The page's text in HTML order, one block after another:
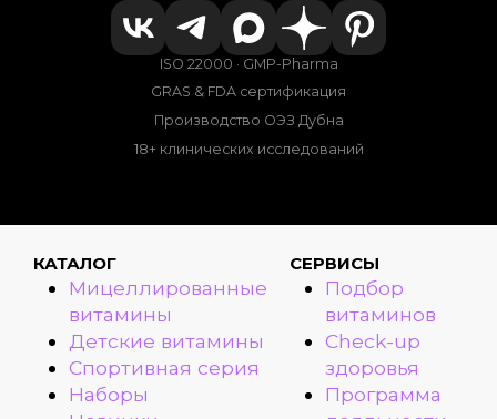
ISO 22000 · GMP-Pharma
GRAS & FDA сертификация
Производство ОЭЗ Дубна
18+ клинических исследований
КАТАЛОГ
Мицеллированные
витамины
Детские витамины
Спортивная серия
Наборы
СЕРВИСЫ
Подбор
витаминов
Check-up
здоровья
Программа